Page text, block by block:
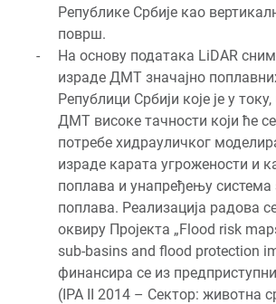
Републике Србије као
површ.
На основу података LiDAR
израде ДМТ значајно
Републици Србији које је у току,
ДМТ високе тачности који ће
потребе хидрауличког
израде карата угрожености и
поплава и унапређењу система
поплава. Реализација радова
оквиру Пројекта „Flood risk
sub-basins and flood protection
финансира се из
(IPA II 2014 – Сектор: животна